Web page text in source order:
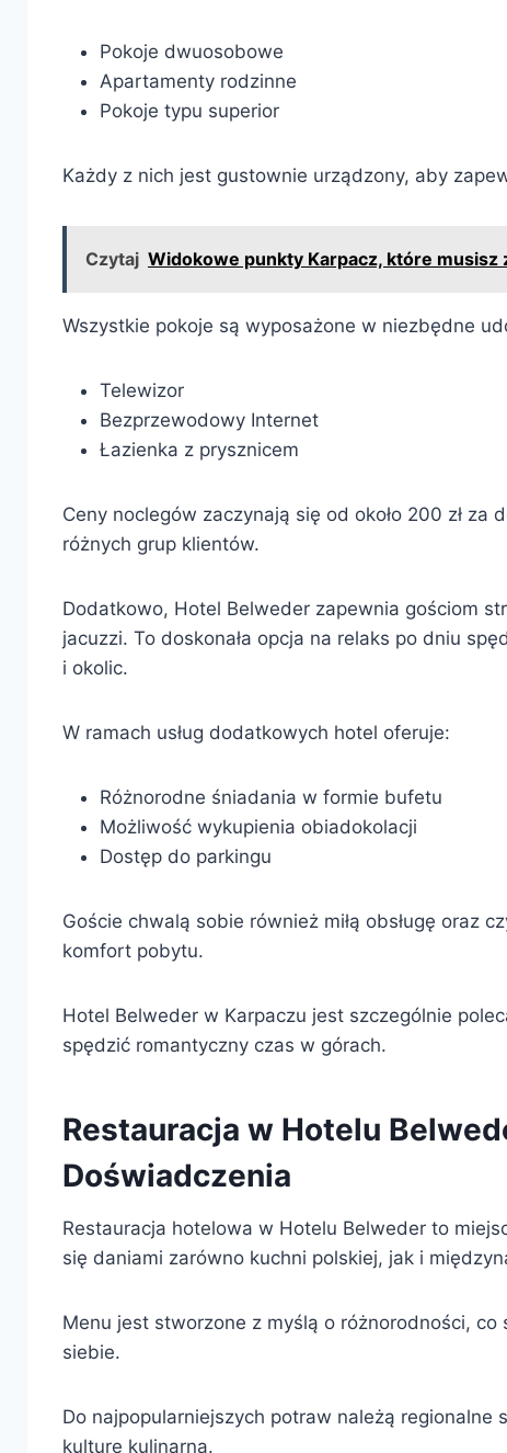
Pokoje dwuosobowe
Apartamenty rodzinne
Pokoje typu superior
Każdy z nich jest gustownie urządzony, aby
Czytaj Widokowe punkty Karpacz, które musisz
Wszystkie pokoje są wyposażone w niezbędne
Telewizor
Bezprzewodowy Internet
Łazienka z prysznicem
Ceny noclegów zaczynają się od około 200 zł
różnych grup klientów.
Dodatkowo, Hotel Belweder zapewnia gościom
jacuzzi. To doskonała opcja na relaks po dniu
i okolic.
W ramach usług dodatkowych hotel oferuje:
Różnorodne śniadania w formie bufetu
Możliwość wykupienia obiadokolacji
Dostęp do parkingu
Goście chwalą sobie również miłą obsługę oraz
komfort pobytu.
Hotel Belweder w Karpaczu jest szczególnie
spędzić romantyczny czas w górach.
Restauracja w Hotelu
Doświadczenia
Restauracja hotelowa w Hotelu Belweder to
się daniami zarówno kuchni polskiej, jak i
Menu jest stworzone z myślą o różnorodności,
siebie.
Do najpopularniejszych potraw należą regionalne
kulturę kulinarną.